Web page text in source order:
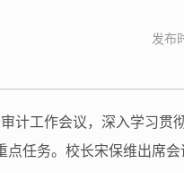
发布
计工作会议，深入学习
点任务。校长宋保维出席